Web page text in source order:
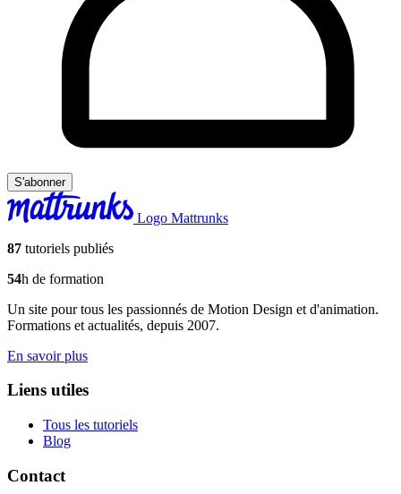
S'abonner
Logo Mattrunks
87 tutoriels publiés
54h de formation
Un site pour tous les passionnés de Motion Design et d'animation.
Formations et actualités, depuis 2007.
En savoir plus
Liens utiles
Tous les tutoriels
Blog
Contact